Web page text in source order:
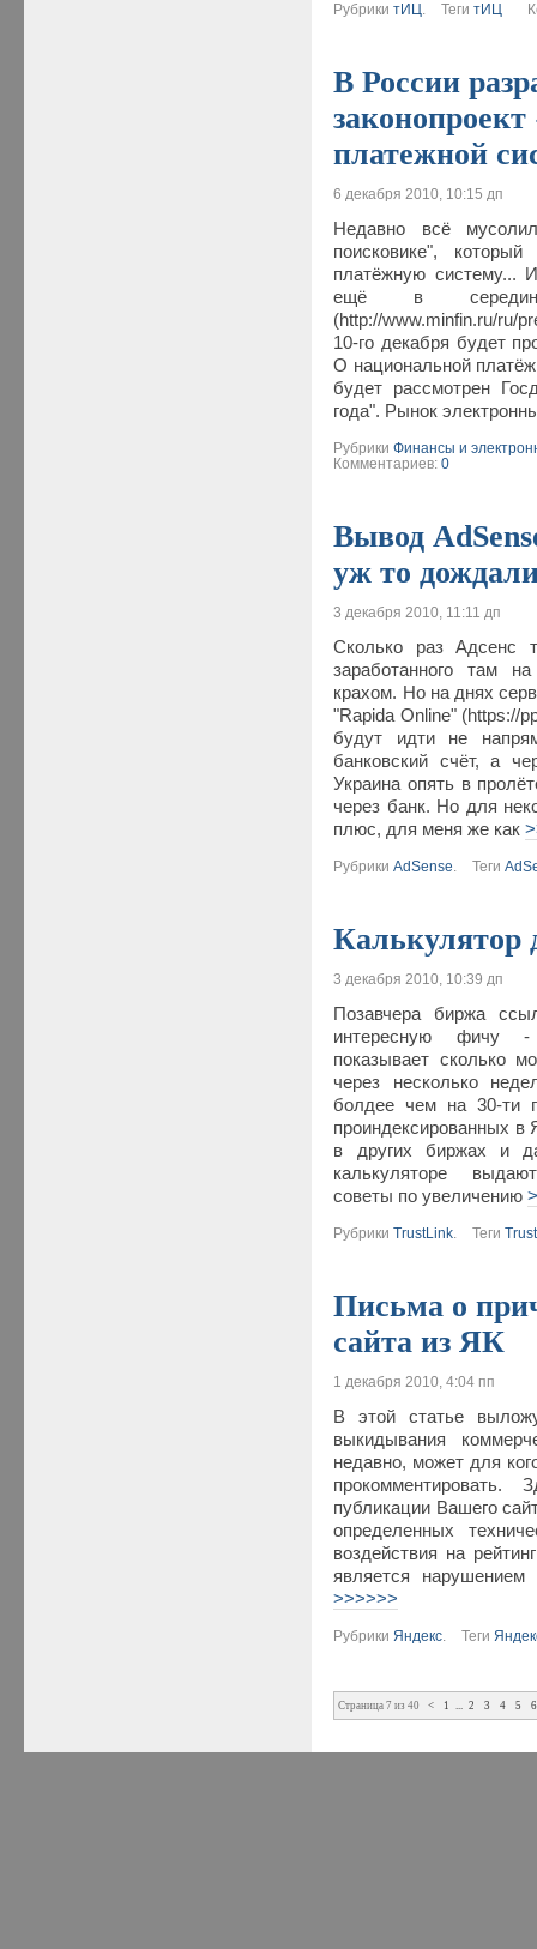
РубрикитИЦ ТегитИЦ
В России
платежной
6 декабря 2010, 10:15 дп
Недавно всё
поисковике",
платёжную систему...
ещё в
(http://www.minfin.ru/ru/
10-го декабря будет
О национальной
будет рассмотрен
года". Рынок
РубрикиФинансы и
Комментариев:0
Вывод
уж то
3 декабря 2010, 11:11 дп
Сколько раз Адсенс
заработанного там
крахом. Но на днях
"Rapida Online" (https://
будут идти не
банковский счёт, а
Украина опять в
через банк. Но для
плюс, для меня же как
Рубрики AdSense Теги
Калькулятор
3 декабря 2010, 10:39 дп
Позавчера биржа
интересную фичу -
показывает сколько
через несколько
болдее чем на 30-ти
проиндексированных
в других биржах и
калькуляторе
советы по увеличению
РубрикиTrustLink Теги
Письма о
сайта из ЯК
1 декабря 2010, 4:04 пп
В этой статье
выкидывания
недавно, может для
прокомментировать.
публикации Вашего
определенных
воздействия на
является
>>>>>>
Рубрики Яндекс Теги
Страница 7 из 40 < 1 2 3 4 5 6